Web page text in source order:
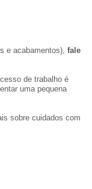
e acabamentos), fale
de trabalho é
uma pequena
sobre cuidados com